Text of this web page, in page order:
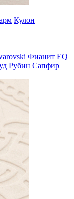
Кулон
Фианит EQ
Рубин Сапфир